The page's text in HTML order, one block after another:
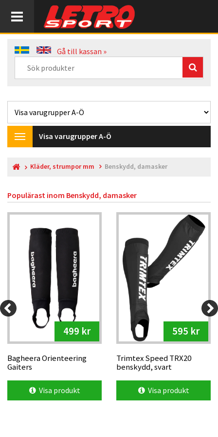
Gå till kassan »
Toggle
navigation
Visa varugrupper A-Ö
Kläder, strumpor mm Benskydd, damasker
Populärast inom Benskydd, damasker
499 kr
Bagheera Orienteering
Gaiters
Visa produkt
595 kr
Trimtex Speed TRX20
benskydd, svart
Visa produkt